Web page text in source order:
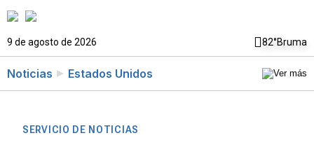
9 de agosto de 2026 82°Bruma
Noticias Estados Unidos
SERVICIO DE NOTICIAS